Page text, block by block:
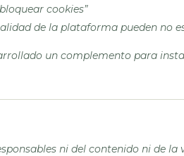
cookies”
de la plataforma pueden no
un complemento para
ni del contenido ni de